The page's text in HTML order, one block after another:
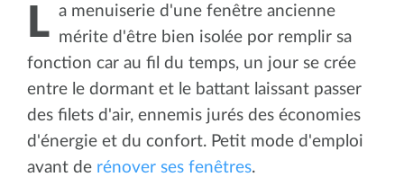
La menuiserie d'une fenêtre ancienne mérite d'être bien isolée por remplir sa
fonction car au fil du temps, un jour se crée
entre le dormant et le battant laissant passer
des filets d'air, ennemis jurés des économies
d'énergie et du confort. Petit mode d'emploi
avant de rénover ses fenêtres.